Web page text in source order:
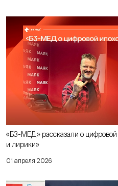
01 апреля 2026
«Б3-МЕД» рассказали о
и лирики»